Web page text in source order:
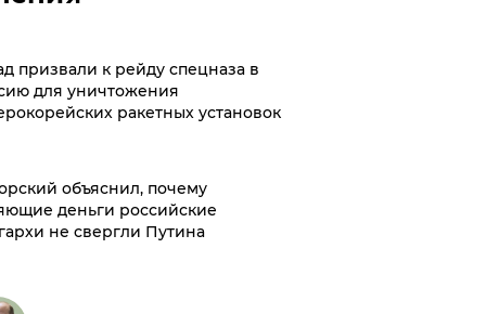
призвали к рейду спецназа в
для уничтожения
ракетных установок
объяснил, почему
деньги российские
не свергли Путина